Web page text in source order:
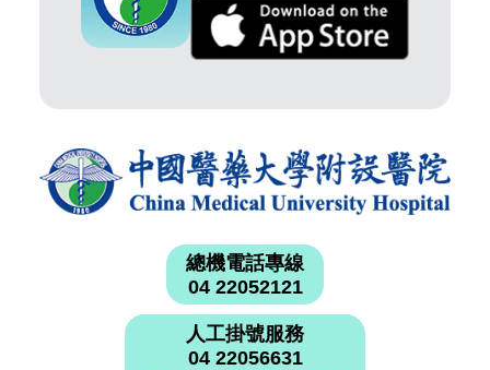
總機電話專線
04 22052121
人工掛號服務
04 22056631